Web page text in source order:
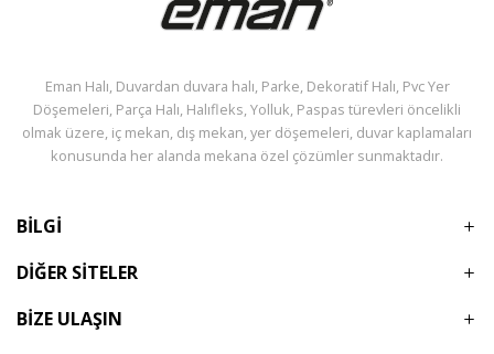
Eman Halı, Duvardan duvara halı, Parke, Dekoratif Halı, Pvc Yer
Döşemeleri, Parça Halı, Halıfleks, Yolluk, Paspas türevleri öncelikli
olmak üzere, iç mekan, dış mekan, yer döşemeleri, duvar kaplamaları
konusunda her alanda mekana özel çözümler sunmaktadır.
BİLGİ
DİĞER SİTELER
BİZE ULAŞIN